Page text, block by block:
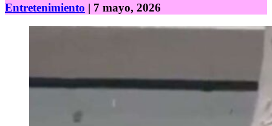
Entretenimiento | 7 mayo, 2026